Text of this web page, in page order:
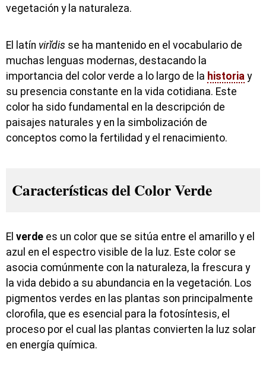
vegetación y la naturaleza.
El latín virĭdis se ha mantenido en el vocabulario de
muchas lenguas modernas, destacando la
importancia del color verde a lo largo de la historia y
su presencia constante en la vida cotidiana. Este
color ha sido fundamental en la descripción de
paisajes naturales y en la simbolización de
conceptos como la fertilidad y el renacimiento.
Características del Color Verde
El verde es un color que se sitúa entre el amarillo y el
azul en el espectro visible de la luz. Este color se
asocia comúnmente con la naturaleza, la frescura y
la vida debido a su abundancia en la vegetación. Los
pigmentos verdes en las plantas son principalmente
clorofila, que es esencial para la fotosíntesis, el
proceso por el cual las plantas convierten la luz solar
en energía química.